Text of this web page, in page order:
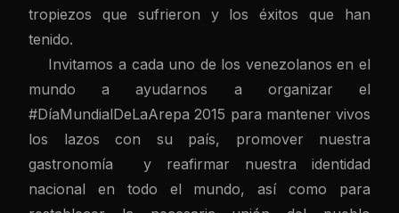
tropiezos que sufrieron y los éxitos que han
tenido.
Invitamos a cada uno de los venezolanos en el
mundo a ayudarnos a organizar el
#DíaMundialDeLaArepa 2015 para mantener vivos
los lazos con su país, promover nuestra
gastronomía y reafirmar nuestra identidad
nacional en todo el mundo, así como para